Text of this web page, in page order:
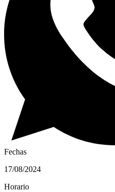
Fechas
17/08/2024
Horario